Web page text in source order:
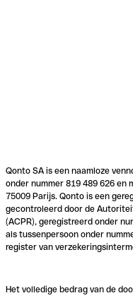
Qonto SA is een naamloze
onder nummer 819 489 626 en
75009 Parijs. Qonto is een
gecontroleerd door de
(ACPR), geregistreerd onder
als tussenpersoon onder
register van
Het volledige bedrag van de